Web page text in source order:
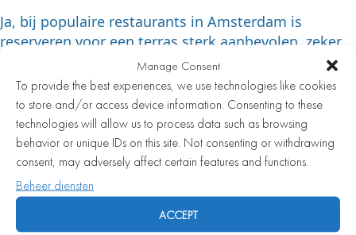
Manage Consent
To provide the best experiences, we use technologies like cookies
to store and/or access device information. Consenting to these
technologies will allow us to process data such as browsing
behavior or unique IDs on this site. Not consenting or withdrawing
consent, may adversely affect certain features and functions.
Beheer diensten
ACCEPT
Ja, bij populaire restaurants in Amsterdam is
reserveren voor een terras sterk aanbevolen, zeker
in het zomerseizoen. Terrassen zijn beperkt in
capaciteit en zitten vol op warme avonden en in het
weekend. Wie zonder reservering aankomt, riskeert
een lange wachttijd of helemaal geen plek.
Dit geldt in het bijzonder voor restaurants die
bekend staan om hun kwaliteit en sfeer. Een
visrestaurant met een terras aan het water in
Amsterdam trekt zowel vaste gasten als toeristen